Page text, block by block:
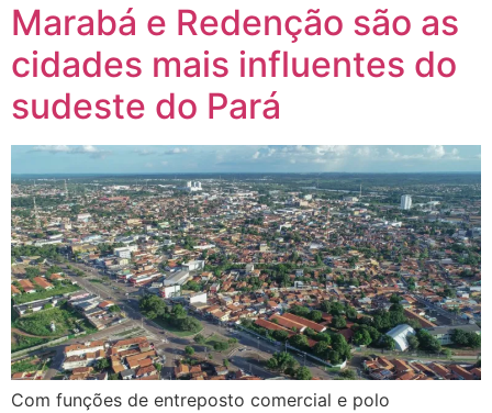
Marabá e Redenção são as
cidades mais influentes do
sudeste do Pará
Com funções de entreposto comercial e polo